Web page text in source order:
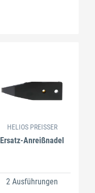
HELIOS PREISSER
Ersatz-Anreißnadel
2 Ausführungen